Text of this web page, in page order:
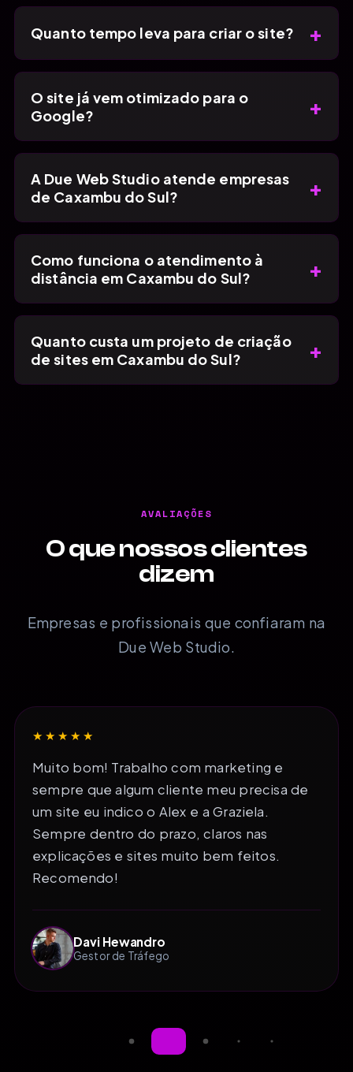
Quanto tempo leva para criar o site? +
O site já vem otimizado para o
Google?
+
A Due Web Studio atende empresas
de Caxambu do Sul?
+
Como funciona o atendimento à
distância em Caxambu do Sul?
+
Quanto custa um projeto de criação
de sites em Caxambu do Sul?
+
AVALIAÇÕES
O que nossos clientes
dizem
Empresas e profissionais que confiaram na
Due Web Studio.
★★★★★
Muito bom! Trabalho com marketing e
sempre que algum cliente meu precisa de
um site eu indico o Alex e a Graziela.
Sempre dentro do prazo, claros nas
explicações e sites muito bem feitos.
Recomendo!
Davi Hewandro
Gestor de Tráfego